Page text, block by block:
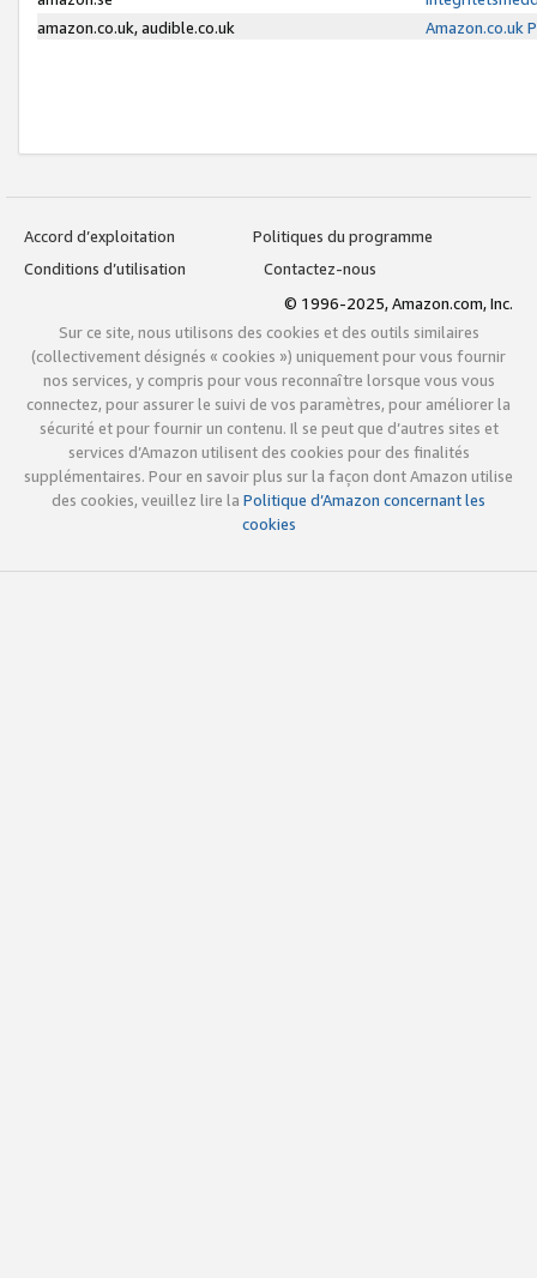
amazon.co.uk, audible.co.uk
Amazon.co.uk
Accord d’exploitation
Politiques du programme
Conditions d’utilisation
Contactez-nous
© 1996-2025, Amazon.com, Inc.
Sur ce site, nous utilisons des cookies et des outils similaires
(collectivement désignés « cookies ») uniquement pour vous fournir
nos services, y compris pour vous reconnaître lorsque vous vous
connectez, pour assurer le suivi de vos paramètres, pour améliorer la
sécurité et pour fournir un contenu. Il se peut que d’autres sites et
services d’Amazon utilisent des cookies pour des finalités
supplémentaires. Pour en savoir plus sur la façon dont Amazon utilise
des cookies, veuillez lire la Politique d’Amazon concernant les
cookies